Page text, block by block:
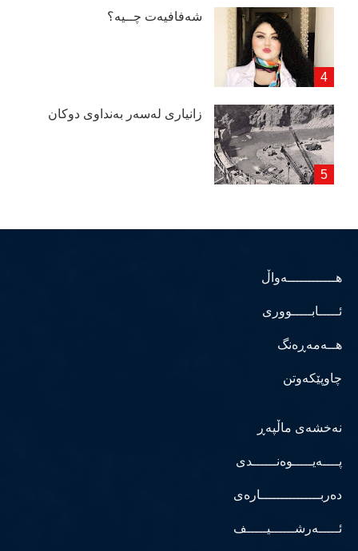
شەفافیەت چــیە؟
زانیاری لەسەر بەنداوی دوكان
هــــــــــــەواڵ
ئـــــابـــــووری
هــەمەڕەنگ
چاوپێکەوتن
نەخشەی ماڵپەڕ
پــــەیـــــوەنــــــدی
دەربـــــــــــــــارەی
ئـــــەرشــــــیـــــف